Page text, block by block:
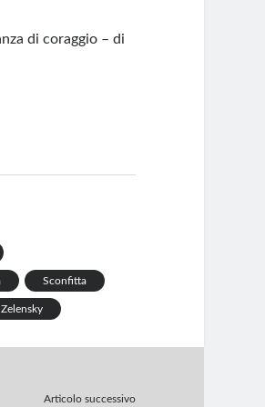
di coraggio – di
Sconfitta
Articolo successivo